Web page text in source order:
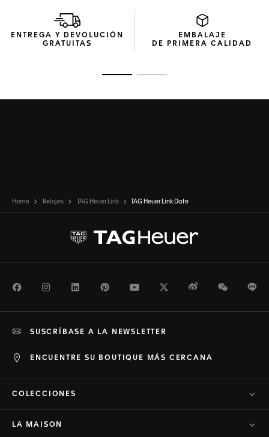
ENTREGA Y DEVOLUCIÓN
GRATUITAS
EMBALAJE
DE PRIMERA CALIDAD
Home Relojes TAG Heuer Link TAG Heuer Link Date
FacebookInstagramLinkedInPinterestYoutubeTwitterWeiboWeChat
ENCUENTRE SU BOUTIQUE MÁS CERCANA
SUSCRÍBASE A LA NEWSLETTER
COLECCIONES
LA MAISON